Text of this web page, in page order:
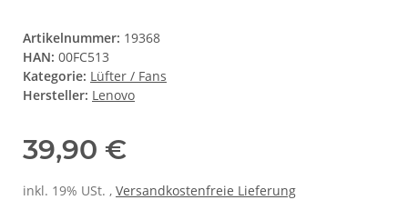
Artikelnummer: 19368
HAN: 00FC513
Kategorie: Lüfter / Fans
Hersteller: Lenovo
39,90 €
inkl. 19% USt. , Versandkostenfreie Lieferung